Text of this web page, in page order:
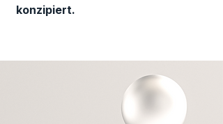
konzipiert.